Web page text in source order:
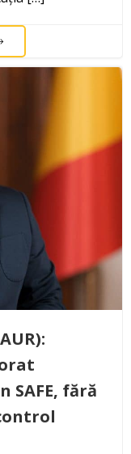
SAFE, fără